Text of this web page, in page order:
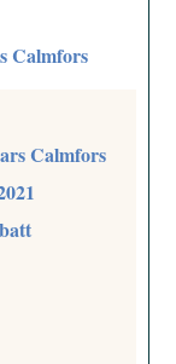
Calmfors
Calmfors